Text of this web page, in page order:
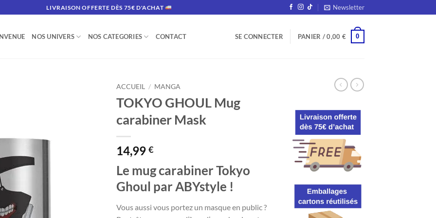
LIVRAISON OFFERTE DÈS 75€ D'ACHAT Newsletter
NOS UNIVERS NOS CATEGORIES CONTACT SE CONNECTER PANIER /0,00 € 0
ACCUEIL / MANGA
TOKYO GHOUL Mug
carabiner Mask
14,99 €
Le mug carabiner Tokyo
Ghoul par ABYstyle !
Vous aussi vous portez un masque en public ?